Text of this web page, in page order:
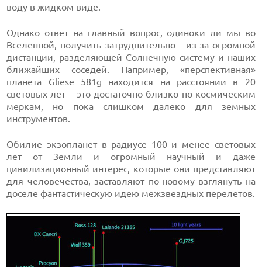
воду в жидком виде.
Однако ответ на главный вопрос, одиноки ли мы во
Вселенной, получить затруднительно - из-за огромной
дистанции, разделяющей Солнечную систему и наших
ближайших соседей. Например, «перспективная»
планета Gliese 581g находится на расстоянии в 20
световых лет – это достаточно близко по космическим
меркам, но пока слишком далеко для земных
инструментов.
Обилие экзопланетв радиусе 100 и менее световых
лет от Земли и огромный научный и даже
цивилизационный интерес, которые они представляют
для человечества, заставляют по-новому взглянуть на
доселе фантастическую идею межзвездных перелетов.